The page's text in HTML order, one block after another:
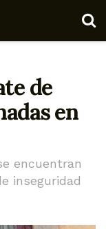
de
en
encuentran
inseguridad